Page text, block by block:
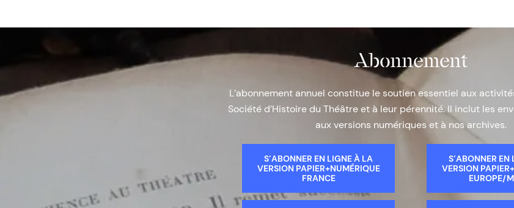
Abonnement
L’abonnement annuel constitue le soutien essentiel aux
Société d’Histoire du Théâtre et à leur pérennité. Il inclut les
aux versions numériques et à nos archives.
S’ABONNER EN LIGNE À LA
VERSION PAPIER+NUMÉRIQUE
FRANCE
S’ABONNER
VERSION
EUROPE/